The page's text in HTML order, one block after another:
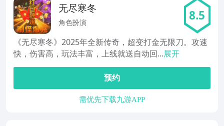
无尽寒冬
角色扮演 8.5
《无尽寒冬》2025年全新传奇，超变打金无限刀。攻速
快，伤害高，玩法丰富，上线就送自动回...展开
预约
需优先下载九游APP